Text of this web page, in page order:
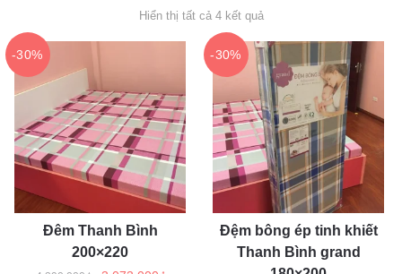
Hiển thị tất cả 4 kết quảĐã
xếp
theo
mức
độ
phổ
biến
-30%
Đêm Thanh Bình
200×220
-30%
Đệm bông ép tinh khiết
Thanh Bình grand